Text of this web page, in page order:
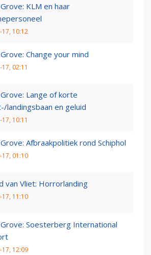
KLM en haar
17, 10:12
Change your mind
02:11
Lange of korte
landingsbaan en geluid
10:11
Afbraakpolitiek rond Schiphol
17, 01:10
van Vliet: Horrorlanding
17, 11:10
Grove: Soesterberg International
17, 12:09